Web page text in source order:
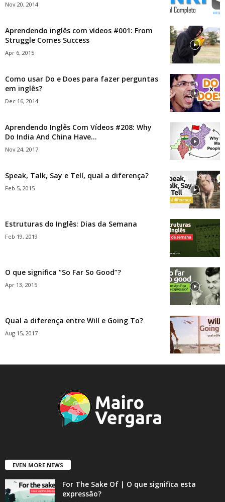
Nov 20, 2014
Aprendendo inglês com vídeos #001: From
Struggle Comes Success
Apr 6, 2015
Como usar Do e Does para fazer perguntas
em inglês?
Dec 16, 2014
Aprendendo Inglês Com Vídeos #208: Why
Do India And China Have...
Nov 24, 2017
Speak, Talk, Say e Tell, qual a diferença?
Feb 5, 2015
Estruturas do Inglês: Dias da Semana
Feb 19, 2019
O que significa “So Far So Good”?
Apr 13, 2015
Qual a diferença entre Will e Going To?
Aug 15, 2017
EVEN MORE NEWS
For The Sake Of | O que significa esta
expressão?